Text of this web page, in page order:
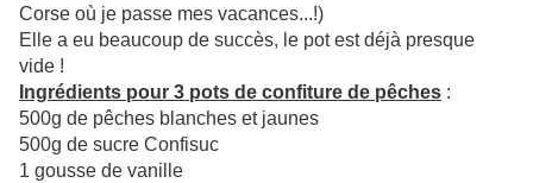
Corse où je passe mes vacances...!)
Elle a eu beaucoup de succès, le pot est déjà presque
vide !
Ingrédients pour 3 pots de confiture de pêches :
500g de pêches blanches et jaunes
500g de sucre Confisuc
1 gousse de vanille